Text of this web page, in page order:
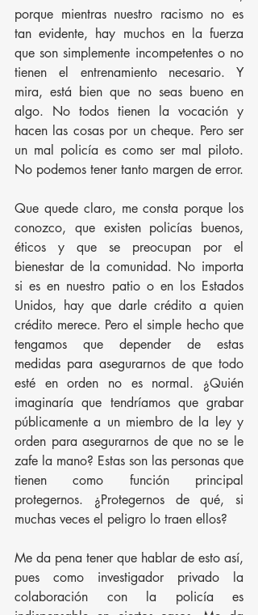
porque mientras nuestro racismo no es
tan evidente, hay muchos en la fuerza
que son simplemente incompetentes o no
tienen el entrenamiento necesario. Y
mira, está bien que no seas bueno en
algo. No todos tienen la vocación y
hacen las cosas por un cheque. Pero ser
un mal policía es como ser mal piloto.
No podemos tener tanto margen de error.
Que quede claro, me consta porque los
conozco, que existen policías buenos,
éticos y que se preocupan por el
bienestar de la comunidad. No importa
si es en nuestro patio o en los Estados
Unidos, hay que darle crédito a quien
crédito merece. Pero el simple hecho que
tengamos que depender de estas
medidas para asegurarnos de que todo
esté en orden no es normal. ¿Quién
imaginaría que tendríamos que grabar
públicamente a un miembro de la ley y
orden para asegurarnos de que no se le
zafe la mano? Estas son las personas que
tienen como función principal
protegernos. ¿Protegernos de qué, si
muchas veces el peligro lo traen ellos?
Me da pena tener que hablar de esto así,
pues como investigador privado la
colaboración con la policía es